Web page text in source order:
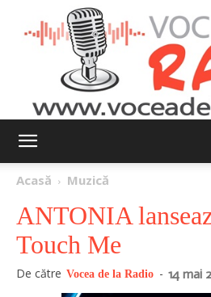
de
Acasă Muzică
ANTONIA
Touch Me
De către Vocea de la Radio - 14 mai